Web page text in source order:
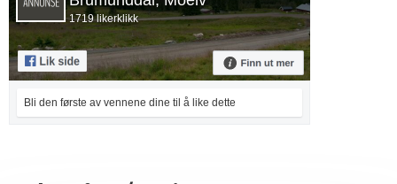
1719 likerklikk
Bli den første av vennene dine til å like dette